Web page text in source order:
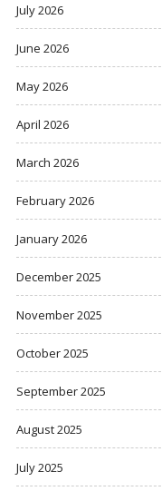
July 2026
June 2026
May 2026
April 2026
March 2026
February 2026
January 2026
December 2025
November 2025
October 2025
September 2025
August 2025
July 2025